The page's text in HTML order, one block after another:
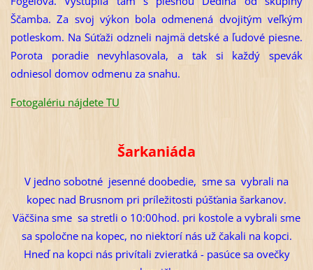
Ščamba. Za svoj výkon bola odmenená dvojitým veľkým
potleskom. Na Súťaži odzneli najmä detské a ľudové piesne.
Porota poradie nevyhlasovala, a tak si každý spevák
odniesol domov odmenu za snahu.
Fotogalériu nájdete TU
Šarkaniáda
V jedno sobotné jesenné doobedie, sme sa vybrali na
kopec nad Brusnom pri príležitosti púšťania šarkanov.
Väčšina sme sa stretli o 10:00hod. pri kostole a vybrali sme
sa spoločne na kopec, no niektorí nás už čakali na kopci.
Hneď na kopci nás privítali zvieratká - pasúce sa ovečky